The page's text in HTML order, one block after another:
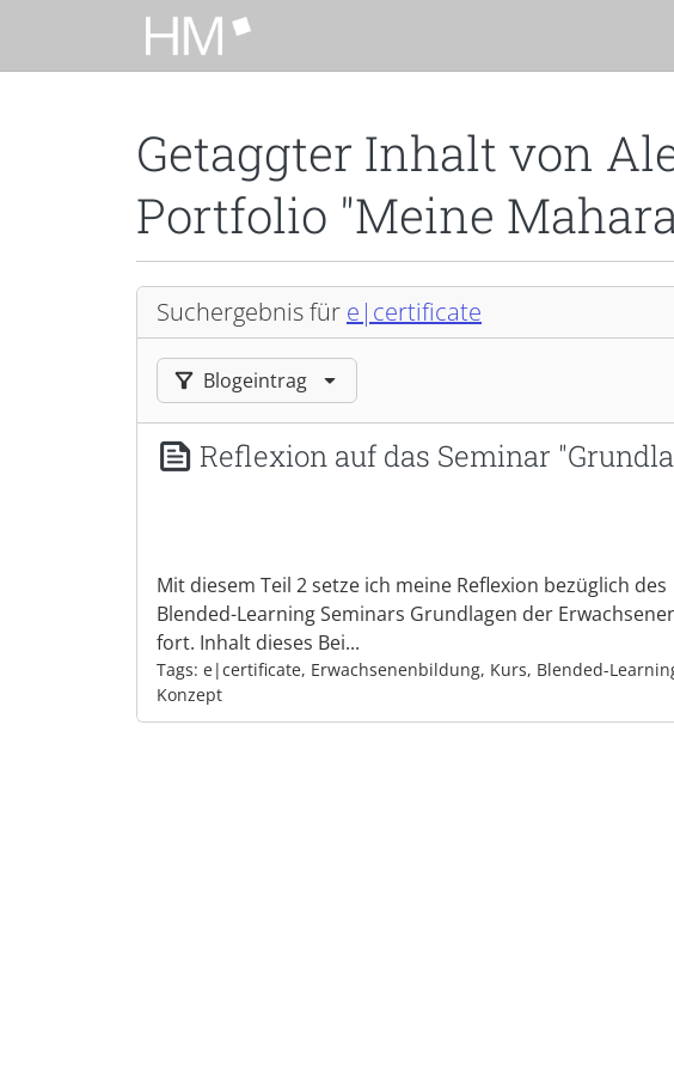
Zum Hauptinhalt zurückspringen
Getaggter Inhalt von
Portfolio "Meine
Suchergebnis für e|certificate
Ergebnisse filtern nach:
Blogeintrag
Reflexion auf das Seminar
Mit diesem Teil 2 setze ich meine Reflexion bezüglich des
Blended-Learning Seminars Grundlagen der
fort. Inhalt dieses Bei...
Tags: e|certificate, Erwachsenenbildung, Kurs, Blended-
Konzept